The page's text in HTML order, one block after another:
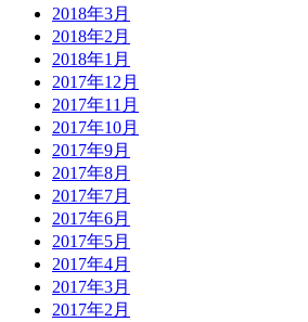
2018年3月
2018年2月
2018年1月
2017年12月
2017年11月
2017年10月
2017年9月
2017年8月
2017年7月
2017年6月
2017年5月
2017年4月
2017年3月
2017年2月